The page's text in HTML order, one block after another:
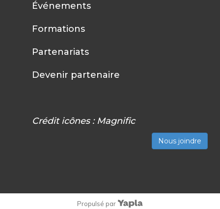
Événements
Formations
Partenariats
Devenir partenaire
Crédit icônes : Magnific
Nous joindre
Propulsé par